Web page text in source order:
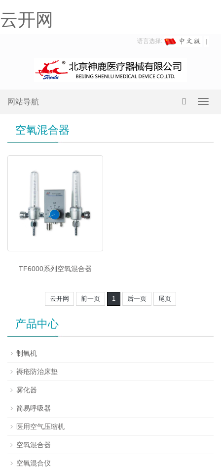
云开网
语言选择:
网站导航
空氧混合器
TF6000系列空氧混合器
云开网 前一页 1 后一页 尾页
产品中心
制氧机
褥疮防治床垫
雾化器
简易呼吸器
医用空气压缩机
空氧混合器
空氧混合仪